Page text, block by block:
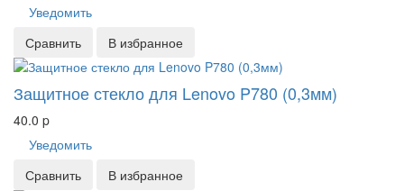
Уведомить
Сравнить
В избранное
Защитное стекло для Lenovo P780 (0,3мм)
40.0 p
Уведомить
Сравнить
В избранное